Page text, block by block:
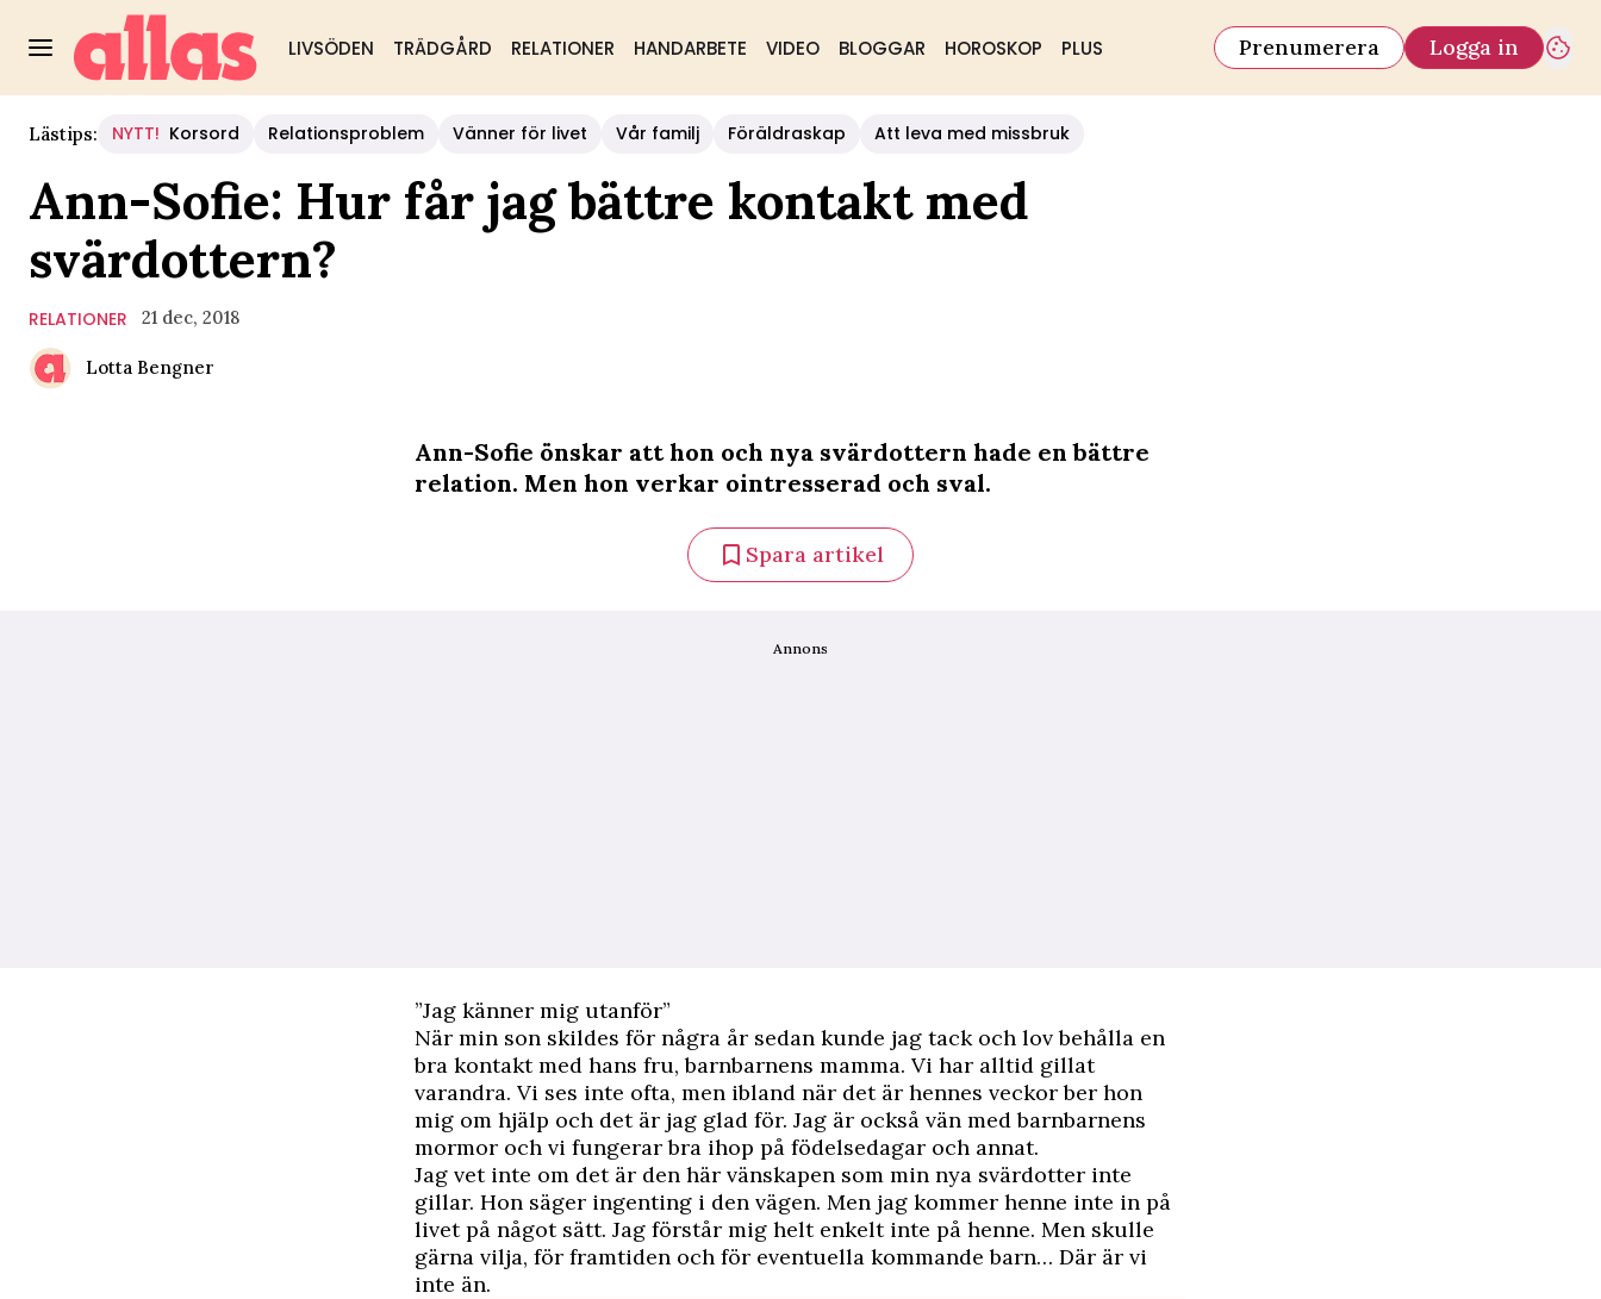
LIVSÖDEN TRÄDGÅRD RELATIONER HANDARBETE VIDEO BLOGGAR HOROSKOP PLUS Prenumerera Logga in
Lästips: NYTT! Korsord Relationsproblem Vänner för livet Vår familj Föräldraskap Att leva med missbruk
Ann-Sofie: Hur får jag bättre kontakt med
svärdottern?
RELATIONER 21 dec, 2018
Lotta Bengner
Ann-Sofie önskar att hon och nya svärdottern hade en bättre
relation. Men hon verkar ointresserad och sval.
Spara artikel
Annons
”Jag känner mig utanför”
När min son skildes för några år sedan kunde jag tack och lov behålla en
bra kontakt med hans fru, barnbarnens mamma. Vi har alltid gillat
varandra. Vi ses inte ofta, men ibland när det är hennes veckor ber hon
mig om hjälp och det är jag glad för. Jag är också vän med barnbarnens
mormor och vi fungerar bra ihop på födelsedagar och annat.
Jag vet inte om det är den här vänskapen som min nya svärdotter inte
gillar. Hon säger ingenting i den vägen. Men jag kommer henne inte in på
livet på något sätt. Jag förstår mig helt enkelt inte på henne. Men skulle
gärna vilja, för framtiden och för eventuella kommande barn… Där är vi
inte än.